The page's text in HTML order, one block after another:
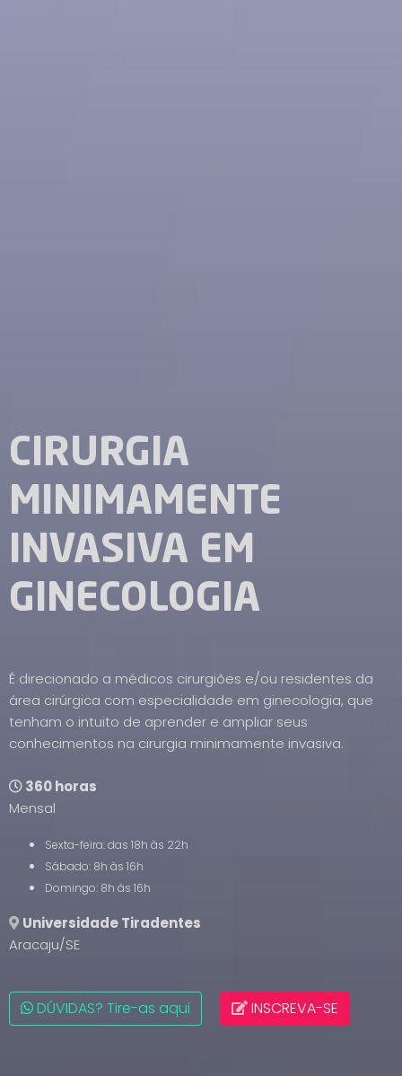
CIRURGIA
MINIMAMENTE
INVASIVA EM
GINECOLOGIA
É direcionado a médicos cirurgiões e/ou residentes da
área cirúrgica com especialidade em ginecologia, que
tenham o intuito de aprender e ampliar seus
conhecimentos na cirurgia minimamente invasiva.
360 horas
Mensal
Sexta-feira: das 18h às 22h
Sábado: 8h às 16h
Domingo: 8h às 16h
Universidade Tiradentes
Aracaju/SE
DÚVIDAS? Tire-as aqui INSCREVA-SE